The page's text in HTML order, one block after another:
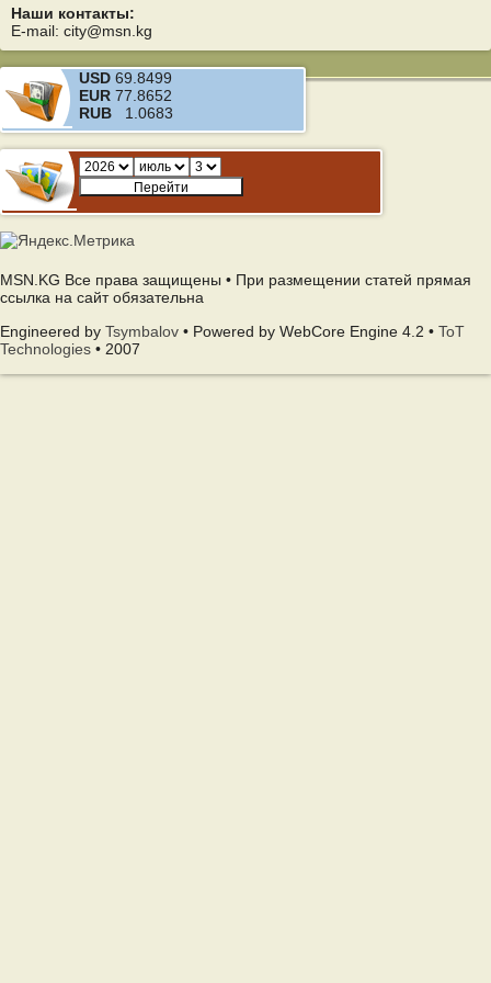
Наши контакты:
E-mail: city@msn.kg
USD 69.8499
EUR 77.8652
RUB 1.0683
MSN.KG Все права защищены • При размещении статей прямая
ссылка на сайт обязательна
Engineered by Tsymbalov • Powered by WebCore Engine 4.2 • ToT
Technologies • 2007